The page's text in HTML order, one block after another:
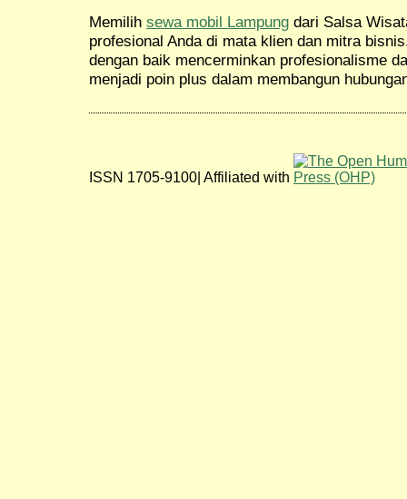
Memilih sewa mobil Lampung dari Salsa
profesional Anda di mata klien dan mitra
dengan baik mencerminkan profesionalisme
menjadi poin plus dalam membangun
ISSN 1705-9100| Affiliated with